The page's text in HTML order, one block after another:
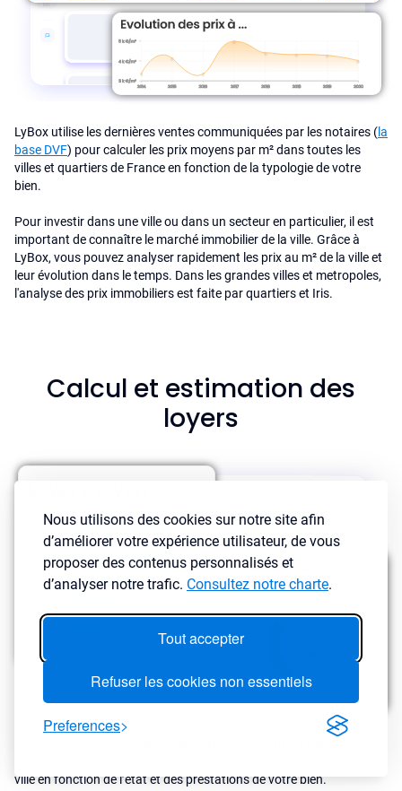
Nous utilisons des cookies sur notre site afin
d’améliorer votre expérience utilisateur, de vous
proposer des contenus personnalisés et
d’analyser notre trafic. Consultez notre charte.
Tout accepter
Refuser les cookies non essentiels
Preferences
LyBox utilise les dernières ventes communiquées par les notaires (la
base DVF) pour calculer les prix moyens par m² dans toutes les
villes et quartiers de France en fonction de la typologie de votre
bien.
Pour investir dans une ville ou dans un secteur en particulier, il est
important de connaître le marché immobilier de la ville. Grâce à
LyBox, vous pouvez analyser rapidement les prix au m² de la ville et
leur évolution dans le temps. Dans les grandes villes et metropoles,
l'analyse des prix immobiliers est faite par quartiers et Iris.
Calcul et estimation des
loyers
ville en fonction de l’état et des prestations de votre bien.